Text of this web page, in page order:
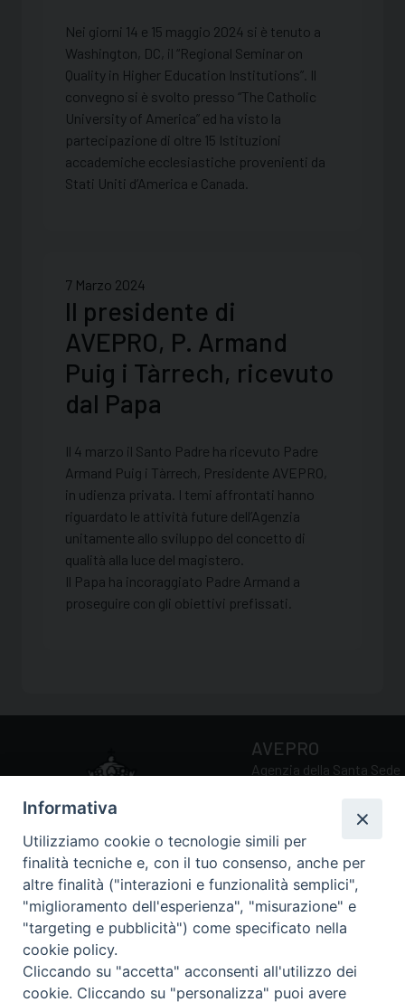
Nei giorni 14 e 15 maggio 2024 si è tenuto a
Washington, DC, il “Regional Seminar on
Quality in Higher Education Institutions”. Il
convegno si è svolto presso “The Catholic
University of America” ed ha visto la
partecipazione di oltre 15 Istituzioni
accademiche ecclesiastiche provenienti da
Stati Uniti d’America e Canada.
7 Marzo 2024
Il presidente di
AVEPRO, P. Armand
Puig i Tàrrech, ricevuto
dal Papa
Il 4 marzo il Santo Padre ha ricevuto Padre
Armand Puig i Tàrrech, Presidente AVEPRO,
in udienza privata. I temi affrontati hanno
riguardato le attività future dell’Agenzia
unitamente allo sviluppo del concetto di
qualità alla luce del magistero.
Il Papa ha incoraggiato Padre Armand a
proseguire con gli obiettivi prefissati.
AVEPRO
Agenzia della Santa Sede
Promozione della Qualità
delle Università e Facoltà
Ecclesiastiche
Via della Conciliazione, 5
00193 Roma (RM)
0039 06 69885211
Informativa
Utilizziamo cookie o tecnologie simili per
finalità tecniche e, con il tuo consenso, anche per
altre finalità ("interazioni e funzionalità semplici",
"miglioramento dell'esperienza", "misurazione" e
"targeting e pubblicità") come specificato nella
cookie policy.
Cliccando su "accetta" acconsenti all'utilizzo dei
cookie. Cliccando su "personalizza" puoi avere